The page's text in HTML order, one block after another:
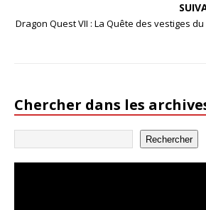
Dragon Quest VII : La Quête des vestiges
Chercher dans les
Rechercher